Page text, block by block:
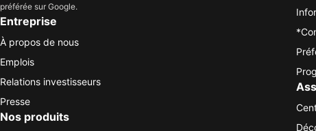
préférée sur Google.
Entreprise
À propos de nous
Emplois
Relations investisseurs
Presse
Nos produits